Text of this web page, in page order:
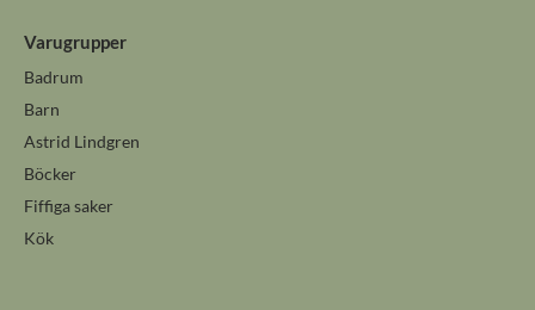
Varugrupper
Badrum
Barn
Astrid Lindgren
Böcker
Fiffiga saker
Kök